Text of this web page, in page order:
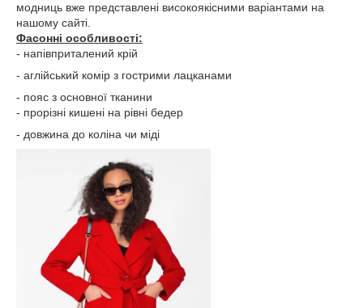
модниць вже представлені високоякісними варіантами на
нашому сайті.
Фасонні особливості:
- напівприталений крій
- аглійський комір з гострими лацканами
- пояс з основної тканини
- прорізні кишені на рівні бедер
- довжина до коліна чи міді